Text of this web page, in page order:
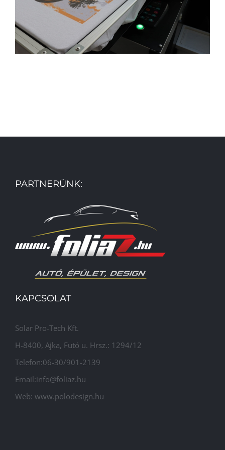
PARTNERÜNK:
KAPCSOLAT
Solar Pro-Tech Kft.
H-8400, Ajka, Futó u. Hrsz.: 1294/12
Telefon:06-30/901-2139
Email:info@foliaz.hu
Web: www.polodesign.hu